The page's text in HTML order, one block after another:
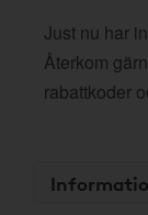
Just nu har
Återkom
rabattkoder